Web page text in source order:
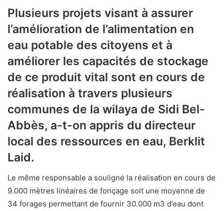
Plusieurs projets visant à assurer
l’amélioration de l’alimentation en
eau potable des citoyens et à
améliorer les capacités de stockage
de ce produit vital sont en cours de
réalisation à travers plusieurs
communes de la wilaya de Sidi Bel-
Abbès, a-t-on appris du directeur
local des ressources en eau, Berklit
Laid.
Le même responsable a souligné la réalisation en cours de
9.000 mètres linéaires de fonçage soit une moyenne de
34 forages permettant de fournir 30.000 m3 d’eau dont